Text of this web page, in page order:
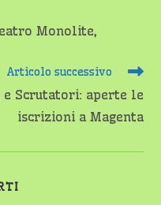
Monolite,
Articolo successivo
e Scrutatori: aperte le
iscrizioni a Magenta